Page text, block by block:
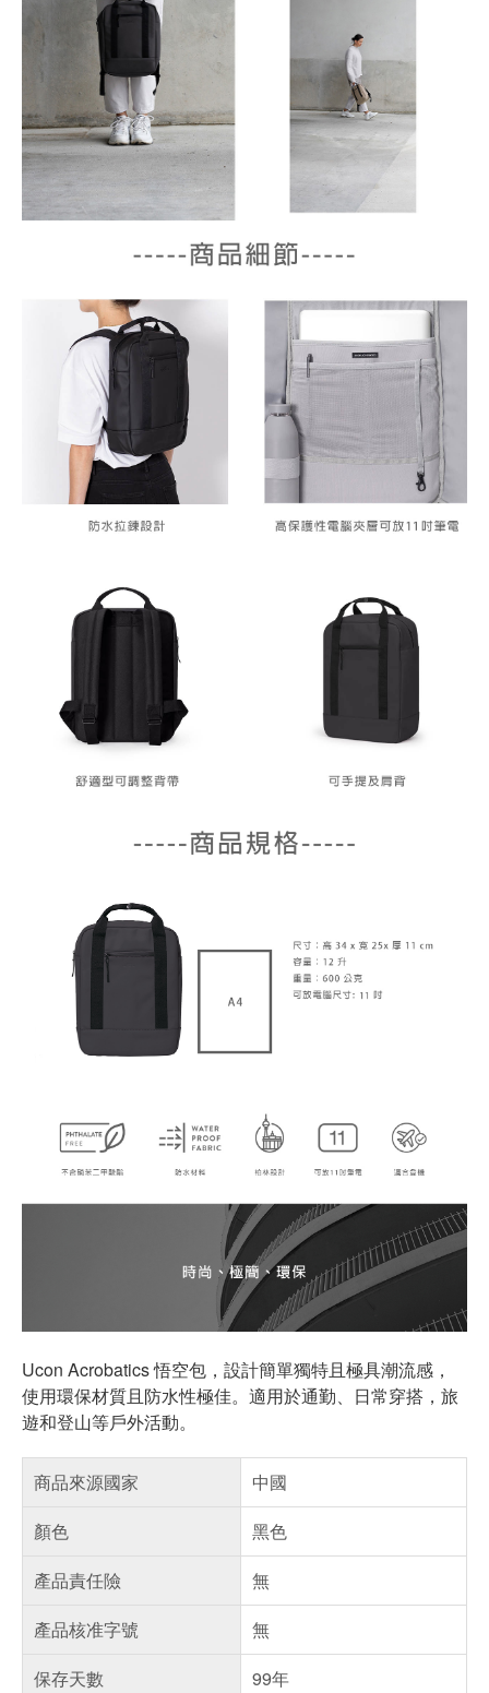
Ucon Acrobatics 悟空包，設計簡單獨特且極具潮流感，
使用環保材質且防水性極佳。適用於通勤、日常穿搭，旅
遊和登山等戶外活動。
商品來源國家
中國
顏色
黑色
產品責任險
無
產品核准字號
無
保存天數
99年